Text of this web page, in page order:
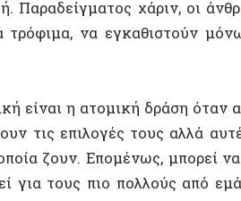
η ατομική δράση όταν
επιλογές τους αλλά αυτές
ζουν. Επομένως, μπορεί να είναι
της κλιματικής